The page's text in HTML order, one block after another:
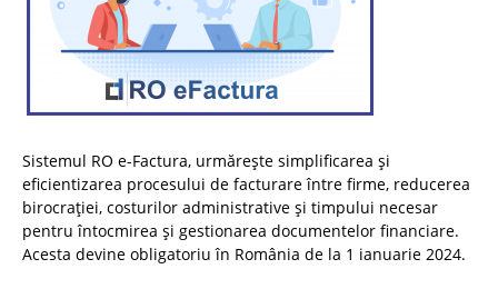
Sistemul RO e-Factura, urmărește simplificarea și
eficientizarea procesului de facturare între firme, reducerea
birocrației, costurilor administrative și timpului necesar
pentru întocmirea și gestionarea documentelor financiare.
Acesta devine obligatoriu în România de la 1 ianuarie 2024.